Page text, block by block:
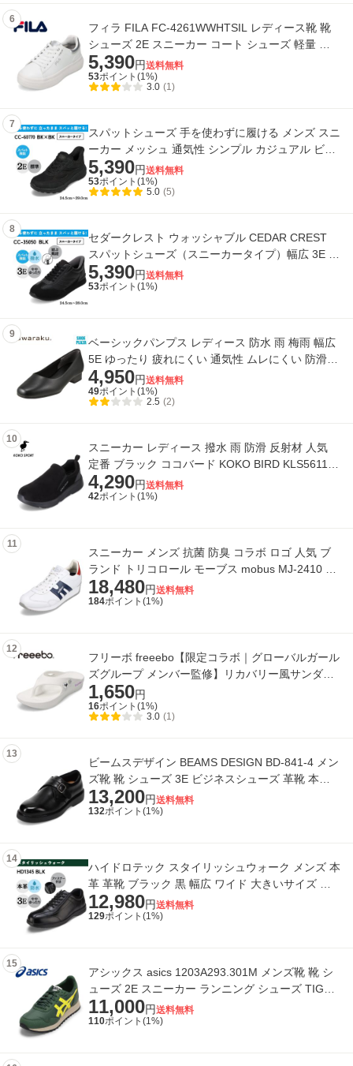
6
フィラ FILA FC-4261WWHTSIL レディース靴 靴
シューズ 2E スニーカー コート シューズ 軽量 厚
底 Aurelia ロゴ 刺繍 ローカットスニーカ
5,390円送料無料
53ポイント(1%)
3.0 (1)
7
スパットシューズ 手を使わずに履ける メンズ スニ
ーカー メッシュ 通気性 シンプル カジュアル ビジ
ネス 快適 ムレにくい ローカット ス
5,390円送料無料
53ポイント(1%)
5.0 (5)
8
セダークレスト ウォッシャブル CEDAR CREST
スパットシューズ（スニーカータイプ）幅広 3E 手
を使わずに履ける【24.5cm〜28.0cm】 (ブラ
5,390円送料無料
53ポイント(1%)
9
ベーシックパンプス レディース 防水 雨 梅雨 幅広
5E ゆったり 疲れにくい 通気性 ムレにくい 防滑
滑りにくい 抗菌 消臭 静音ヒール 静
4,950円送料無料
49ポイント(1%)
2.5 (2)
10
スニーカー レディース 撥水 雨 防滑 反射材 人気
定番 ブラック ココバード KOKO BIRD KLS5611
靴 靴 シューズ 3E相当
4,290円送料無料
42ポイント(1%)
11
スニーカー メンズ 抗菌 防臭 コラボ ロゴ 人気 ブ
ランド トリコロール モーブス mobus MJ-2410 メ
ンズ靴 靴 シューズ 2E相当
18,480円送料無料
184ポイント(1%)
12
フリーボ freeebo【限定コラボ｜グローバルガール
ズグループ メンバー監修】リカバリー風サンダル
(ホワイト) KP2413YU レディース 50％O
1,650円
16ポイント(1%)
3.0 (1)
13
ビームスデザイン BEAMS DESIGN BD-841-4 メン
ズ靴 靴 シューズ 3E ビジネスシューズ 革靴 本革
防水 透湿 通勤 オフィス クッション性
13,200円送料無料
132ポイント(1%)
14
ハイドロテック スタイリッシュウォーク メンズ 本
革 革靴 ブラック 黒 幅広 ワイド 大きいサイズ ウ
ォーキングシューズ 防水 軽い 軽量
12,980円送料無料
129ポイント(1%)
15
アシックス asics 1203A293.301M メンズ靴 靴 シ
ューズ 2E スニーカー ランニング シューズ TIGER
RUNNER II シンプル ローカットスニー
11,000円送料無料
110ポイント(1%)